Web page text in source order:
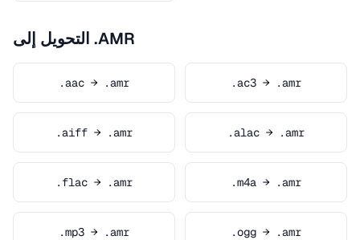
التحويل إلى .AMR
.aac → .amr .ac3 → .amr
.aiff → .amr .alac → .amr
.flac → .amr .m4a → .amr
.mp3 → .amr .ogg → .amr